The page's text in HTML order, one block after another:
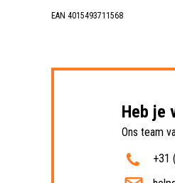
EAN 4015493711568
Heb je
Ons team
+31